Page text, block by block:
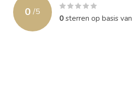
0 /5
0sterren op basis van